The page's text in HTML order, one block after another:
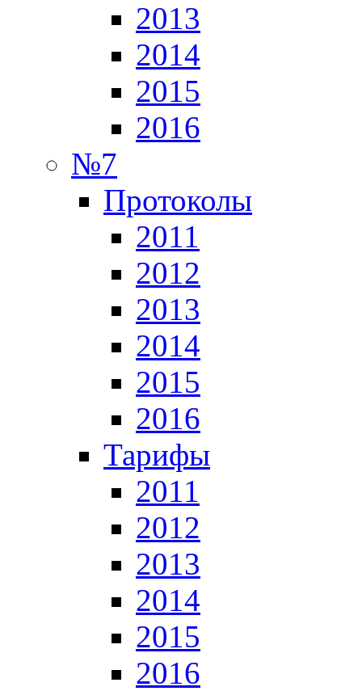
2013
2014
2015
2016
№7
Протоколы
2011
2012
2013
2014
2015
2016
Тарифы
2011
2012
2013
2014
2015
2016